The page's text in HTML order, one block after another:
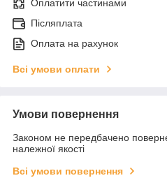
Оплатити частинами
Післяплата
Оплата на рахунок
Всі умови оплати
Умови повернення
Законом не передбачено
належної якості
Всі умови повернення